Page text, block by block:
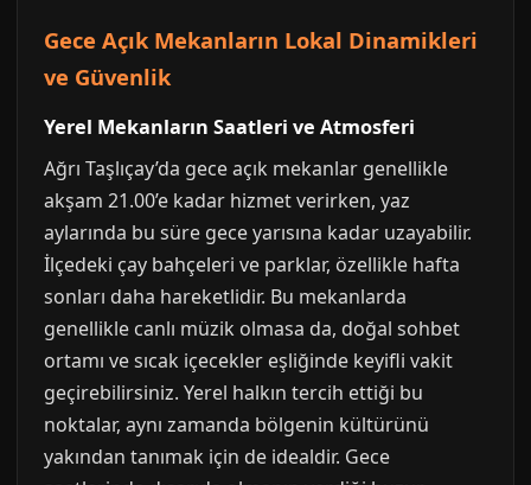
Gece Açık Mekanların Lokal Dinamikleri
ve Güvenlik
Yerel Mekanların Saatleri ve Atmosferi
Ağrı Taşlıçay’da gece açık mekanlar genellikle
akşam 21.00’e kadar hizmet verirken, yaz
aylarında bu süre gece yarısına kadar uzayabilir.
İlçedeki çay bahçeleri ve parklar, özellikle hafta
sonları daha hareketlidir. Bu mekanlarda
genellikle canlı müzik olmasa da, doğal sohbet
ortamı ve sıcak içecekler eşliğinde keyifli vakit
geçirebilirsiniz. Yerel halkın tercih ettiği bu
noktalar, aynı zamanda bölgenin kültürünü
yakından tanımak için de idealdir. Gece